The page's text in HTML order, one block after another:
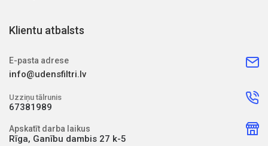
Klientu atbalsts
E-pasta adrese
info@udensfiltri.lv
Uzziņu tālrunis
67381989
Apskatīt darba laikus
Rīga, Ganību dambis 27 k-5